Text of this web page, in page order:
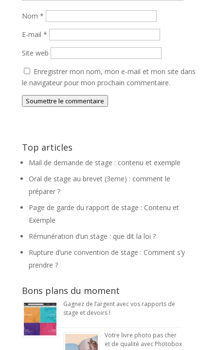
Nom *
E-mail *
Site web
Enregistrer mon nom, mon e-mail et mon site dans
le navigateur pour mon prochain commentaire.
Soumettre le commentaire
Top articles
Mail de demande de stage : contenu et exemple
Oral de stage au brevet (3eme) : comment le
préparer ?
Page de garde du rapport de stage : Contenu et
Exemple
Rémunération d’un stage : que dit la loi ?
Rupture d’une convention de stage : Comment s’y
prendre ?
Bons plans du moment
Gagnez de l’argent avec vos rapports de
stage et devoirs !
Votre livre photo pas cher
et de qualité avec Photobox